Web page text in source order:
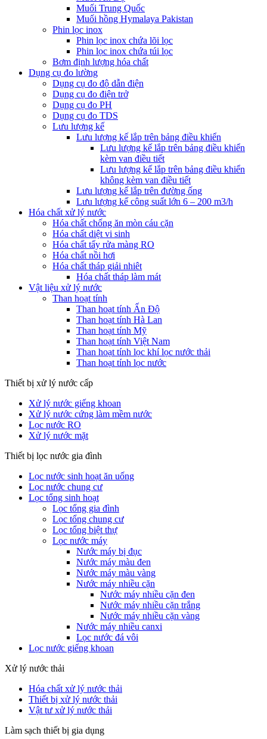
Muối Trung Quốc
Muối hồng Hymalaya Pakistan
Phin lọc inox
Phin lọc inox chứa lõi lọc
Phin lọc inox chứa túi lọc
Bơm định lượng hóa chất
Dụng cụ đo lường
Dụng cụ đo độ dẫn điện
Dụng cụ đo điện trở
Dụng cụ đo PH
Dụng cụ đo TDS
Lưu lượng kế
Lưu lượng kế lắp trên bảng điều khiển
Lưu lượng kế lắp trên bảng điều khiển
kèm van điều tiết
Lưu lượng kế lắp trên bảng điều khiển
không kèm van điều tiết
Lưu lượng kế lắp trên đường ống
Lưu lượng kế công suất lớn 6 – 200 m3/h
Hóa chất xử lý nước
Hóa chất chống ăn mòn cáu cặn
Hóa chất diệt vi sinh
Hóa chất tẩy rửa màng RO
Hóa chất nồi hơi
Hóa chất tháp giải nhiêt
Hóa chất tháp làm mát
Vật liệu xử lý nước
Than hoạt tính
Than hoạt tính Ấn Độ
Than hoạt tính Hà Lan
Than hoạt tính Mỹ
Than hoạt tính Việt Nam
Than hoạt tính lọc khí lọc nước thải
Than hoạt tính lọc nước
Thiết bị xử lý nước cấp
Xử lý nước giếng khoan
Xử lý nước cứng làm mềm nước
Lọc nước RO
Xử lý nước mặt
Thiết bị lọc nước gia đình
Lọc nước sinh hoạt ăn uống
Lọc nước chung cư
Lọc tổng sinh hoạt
Lọc tổng gia đình
Lọc tổng chung cư
Lọc tổng biệt thự
Lọc nước máy
Nước máy bị đục
Nước máy màu đen
Nước máy màu vàng
Nước máy nhiều cặn
Nước máy nhiều cặn đen
Nước máy nhiều cặn trắng
Nước máy nhiều cặn vàng
Nước máy nhiều canxi
Lọc nước đá vôi
Lọc nước giếng khoan
Xử lý nước thải
Hóa chất xử lý nước thải
Thiết bị xử lý nước thải
Vật tư xử lý nước thải
Làm sạch thiết bị gia dụng